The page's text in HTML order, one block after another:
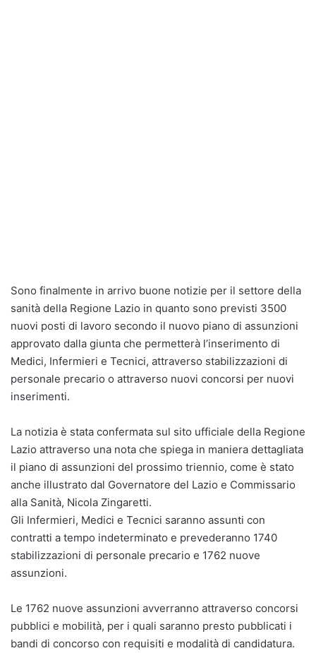
Sono finalmente in arrivo buone notizie per il settore della
sanità della Regione Lazio in quanto sono previsti 3500
nuovi posti di lavoro secondo il nuovo piano di assunzioni
approvato dalla giunta che permetterà l’inserimento di
Medici, Infermieri e Tecnici, attraverso stabilizzazioni di
personale precario o attraverso nuovi concorsi per nuovi
inserimenti.
La notizia è stata confermata sul sito ufficiale della Regione
Lazio attraverso una nota che spiega in maniera dettagliata
il piano di assunzioni del prossimo triennio, come è stato
anche illustrato dal Governatore del Lazio e Commissario
alla Sanità, Nicola Zingaretti.
Gli Infermieri, Medici e Tecnici saranno assunti con
contratti a tempo indeterminato e prevederanno 1740
stabilizzazioni di personale precario e 1762 nuove
assunzioni.
Le 1762 nuove assunzioni avverranno attraverso concorsi
pubblici e mobilità, per i quali saranno presto pubblicati i
bandi di concorso con requisiti e modalità di candidatura.